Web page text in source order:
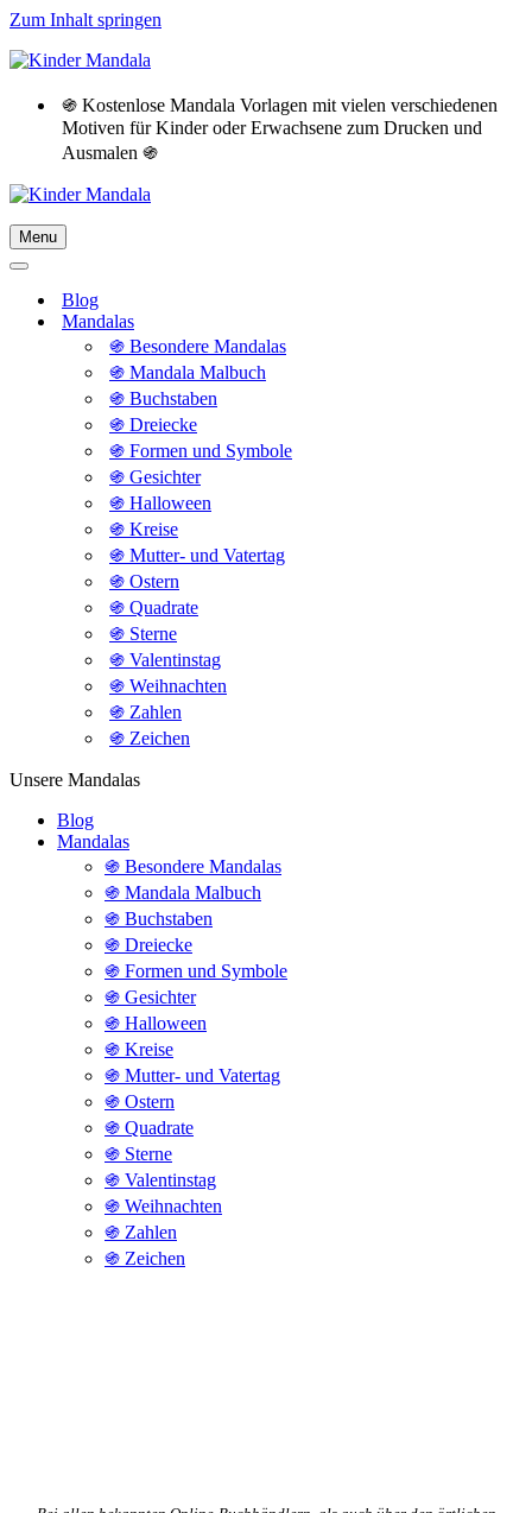
Zum Inhalt springen
֍ Kostenlose Mandala Vorlagen mit vielen verschiedenen
Motiven für Kinder oder Erwachsene zum Drucken und
Ausmalen ֍
Menu
Navigationsmenü
Navigationsmenü
Blog
Mandalas
֍ Besondere Mandalas
֍ Mandala Malbuch
֍ Buchstaben
֍ Dreiecke
֍ Formen und Symbole
֍ Gesichter
֍ Halloween
֍ Kreise
֍ Mutter- und Vatertag
֍ Ostern
֍ Quadrate
֍ Sterne
֍ Valentinstag
֍ Weihnachten
֍ Zahlen
֍ Zeichen
Unsere Mandalas
Blog
Mandalas
֍ Besondere Mandalas
֍ Mandala Malbuch
֍ Buchstaben
֍ Dreiecke
֍ Formen und Symbole
֍ Gesichter
֍ Halloween
֍ Kreise
֍ Mutter- und Vatertag
֍ Ostern
֍ Quadrate
֍ Sterne
֍ Valentinstag
֍ Weihnachten
֍ Zahlen
֍ Zeichen